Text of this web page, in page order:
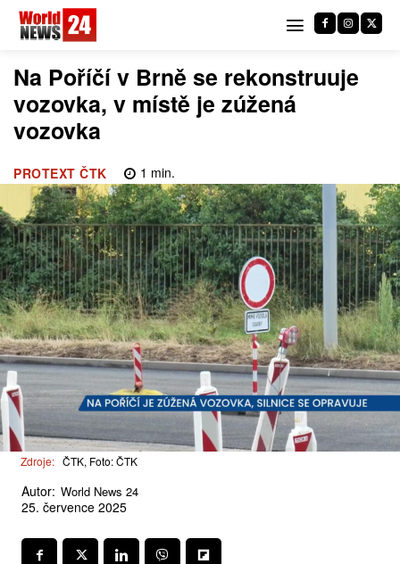
Na Poříčí v Brně se rekonstruuje
vozovka, v místě je zúžená
vozovka
PROTEXT ČTK 1 min.
Zdroje: ČTK, Foto: ČTK
Autor: World News 24
25. července 2025